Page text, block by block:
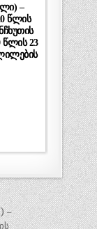
–
წლის
წლის 23
–